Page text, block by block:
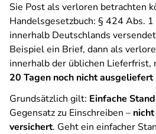
Sie Post als verloren betrachten
Handelsgesetzbuch: § 424 Abs. 1
innerhalb Deutschlands
Beispiel ein Brief, dann als
innerhalb der üblichen Lieferfrist,
20 Tagen noch nicht ausgeliefert
Grundsätzlich gilt: Einfache
Gegensatz zu Einschreiben –
versichert. Geht ein einfacher